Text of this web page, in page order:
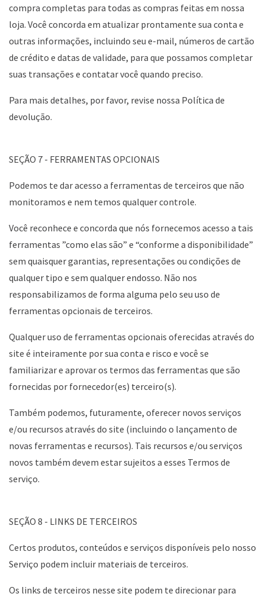
compra completas para todas as compras feitas em nossa
loja. Você concorda em atualizar prontamente sua conta e
outras informações, incluindo seu e-mail, números de cartão
de crédito e datas de validade, para que possamos completar
suas transações e contatar você quando preciso.
Para mais detalhes, por favor, revise nossa Política de
devolução.
SEÇÃO 7 - FERRAMENTAS OPCIONAIS
Podemos te dar acesso a ferramentas de terceiros que não
monitoramos e nem temos qualquer controle.
Você reconhece e concorda que nós fornecemos acesso a tais
ferramentas ”como elas são” e “conforme a disponibilidade”
sem quaisquer garantias, representações ou condições de
qualquer tipo e sem qualquer endosso. Não nos
responsabilizamos de forma alguma pelo seu uso de
ferramentas opcionais de terceiros.
Qualquer uso de ferramentas opcionais oferecidas através do
site é inteiramente por sua conta e risco e você se
familiarizar e aprovar os termos das ferramentas que são
fornecidas por fornecedor(es) terceiro(s).
Também podemos, futuramente, oferecer novos serviços
e/ou recursos através do site (incluindo o lançamento de
novas ferramentas e recursos). Tais recursos e/ou serviços
novos também devem estar sujeitos a esses Termos de
serviço.
SEÇÃO 8 - LINKS DE TERCEIROS
Certos produtos, conteúdos e serviços disponíveis pelo nosso
Serviço podem incluir materiais de terceiros.
Os links de terceiros nesse site podem te direcionar para